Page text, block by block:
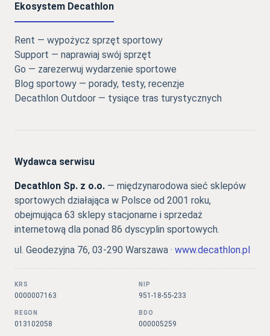
Ekosystem Decathlon
Rent — wypożycz sprzęt sportowy
Support — naprawiaj swój sprzęt
Go — zarezerwuj wydarzenie sportowe
Blog sportowy — porady, testy, recenzje
Decathlon Outdoor — tysiące tras turystycznych
Wydawca serwisu
Decathlon Sp. z o.o. — międzynarodowa sieć sklepów
sportowych działająca w Polsce od 2001 roku,
obejmująca 63 sklepy stacjonarne i sprzedaż
internetową dla ponad 86 dyscyplin sportowych.
ul. Geodezyjna 76, 03-290 Warszawa · www.decathlon.pl
KRS
0000007163
NIP
951-18-55-233
REGON
013102058
BDO
000005259